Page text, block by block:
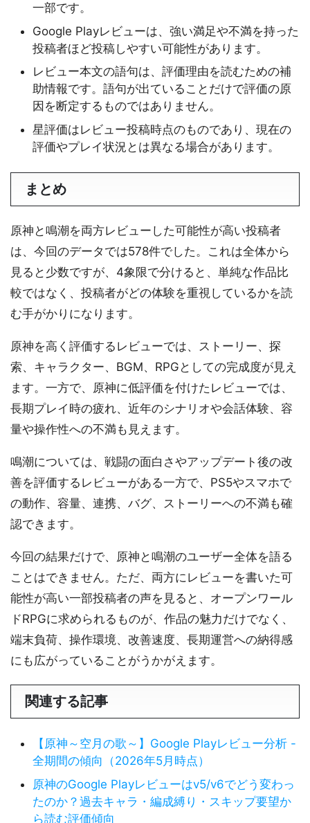
一部です。
Google Playレビューは、強い満足や不満を持った
投稿者ほど投稿しやすい可能性があります。
レビュー本文の語句は、評価理由を読むための補
助情報です。語句が出ていることだけで評価の原
因を断定するものではありません。
星評価はレビュー投稿時点のものであり、現在の
評価やプレイ状況とは異なる場合があります。
まとめ
原神と鳴潮を両方レビューした可能性が高い投稿者
は、今回のデータでは578件でした。これは全体から
見ると少数ですが、4象限で分けると、単純な作品比
較ではなく、投稿者がどの体験を重視しているかを読
む手がかりになります。
原神を高く評価するレビューでは、ストーリー、探
索、キャラクター、BGM、RPGとしての完成度が見え
ます。一方で、原神に低評価を付けたレビューでは、
長期プレイ時の疲れ、近年のシナリオや会話体験、容
量や操作性への不満も見えます。
鳴潮については、戦闘の面白さやアップデート後の改
善を評価するレビューがある一方で、PS5やスマホで
の動作、容量、連携、バグ、ストーリーへの不満も確
認できます。
今回の結果だけで、原神と鳴潮のユーザー全体を語る
ことはできません。ただ、両方にレビューを書いた可
能性が高い一部投稿者の声を見ると、オープンワール
ドRPGに求められるものが、作品の魅力だけでなく、
端末負荷、操作環境、改善速度、長期運営への納得感
にも広がっていることがうかがえます。
関連する記事
【原神～空月の歌～】Google Playレビュー分析 -
全期間の傾向（2026年5月時点）
原神のGoogle Playレビューはv5/v6でどう変わっ
たのか？過去キャラ・編成縛り・スキップ要望か
ら読む評価傾向